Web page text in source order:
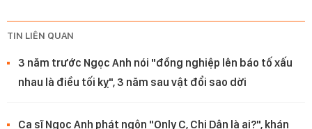
TIN LIÊN QUAN
3 năm trước Ngọc Anh nói "đồng nghiệp lên báo tố xấu
nhau là điều tối kỵ", 3 năm sau vật đổi sao dời
Ca sĩ Ngọc Anh phát ngôn "Only C, Chi Dân là ai?", khán